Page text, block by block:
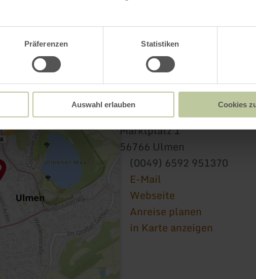
Präferenzen Statistiken
Auswahl erlauben Cookies
Tourist Information Ulmen
Marktplatz 1
56766 Ulmen
(0049) 6592 951370
E-Mail
Webseite
Anreise planen
in Karte anzeigen